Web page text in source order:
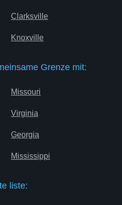
Clarksville
Knoxville
Grenze mit:
Missouri
Virginia
Georgia
Mississippi
liste: